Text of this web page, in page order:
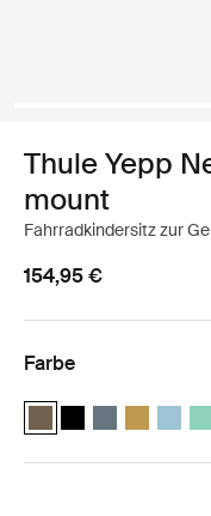
Thule Yepp
mount
Fahrradkindersitz zur
154,95 €
Farbe
Thule Yepp Nexxt 2
Thule Yepp Nexxt
Thule Yepp
ThuleThule